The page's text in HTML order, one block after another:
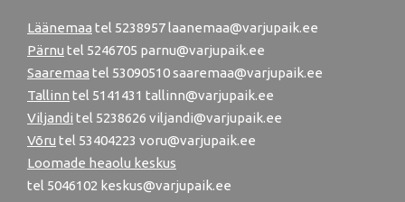
Läänemaa tel 5238957 laanemaa@varjupaik.ee
Pärnu tel 5246705 parnu@varjupaik.ee
Saaremaa tel 53090510 saaremaa@varjupaik.ee
Tallinn tel 5141431 tallinn@varjupaik.ee
Viljandi tel 5238626 viljandi@varjupaik.ee
Võru tel 53404223 voru@varjupaik.ee
Loomade heaolu keskus
tel 5046102 keskus@varjupaik.ee